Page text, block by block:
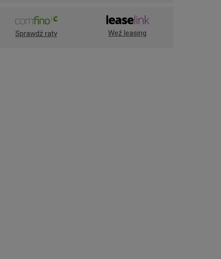
Sprawdź raty Weź leasing